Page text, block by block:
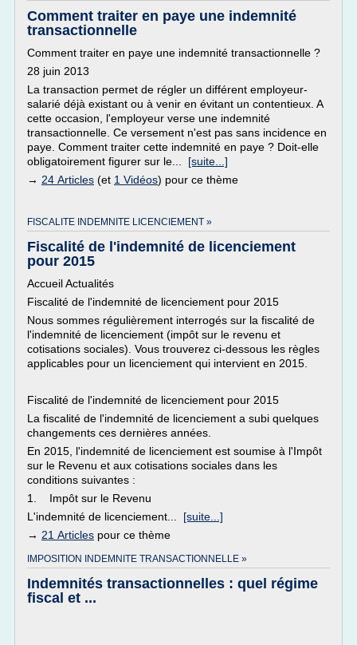
Comment traiter en paye une indemnité
transactionnelle
Comment traiter en paye une indemnité transactionnelle ?
28 juin 2013
La transaction permet de régler un différent employeur-
salarié déjà existant ou à venir en évitant un contentieux. A
cette occasion, l'employeur verse une indemnité
transactionnelle. Ce versement n'est pas sans incidence en
paye. Comment traiter cette indemnité en paye ? Doit-elle
obligatoirement figurer sur le... [suite...]
→ 24 Articles (et 1 Vidéos) pour ce thème
FISCALITE INDEMNITE LICENCIEMENT »
Fiscalité de l'indemnité de licenciement
pour 2015
Accueil Actualités
Fiscalité de l'indemnité de licenciement pour 2015
Nous sommes régulièrement interrogés sur la fiscalité de
l'indemnité de licenciement (impôt sur le revenu et
cotisations sociales). Vous trouverez ci-dessous les règles
applicables pour un licenciement qui intervient en 2015.
Fiscalité de l'indemnité de licenciement pour 2015
La fiscalité de l'indemnité de licenciement a subi quelques
changements ces dernières années.
En 2015, l'indemnité de licenciement est soumise à l'Impôt
sur le Revenu et aux cotisations sociales dans les
conditions suivantes :
1. Impôt sur le Revenu
L'indemnité de licenciement... [suite...]
→ 21 Articles pour ce thème
IMPOSITION INDEMNITE TRANSACTIONNELLE »
Indemnités transactionnelles : quel régime
fiscal et ...